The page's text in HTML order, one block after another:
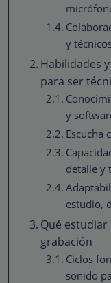
y
Habilidades
para ser
y
Escucha
detalle y
estudio,
Qué
grabación
Ciclos
sonido